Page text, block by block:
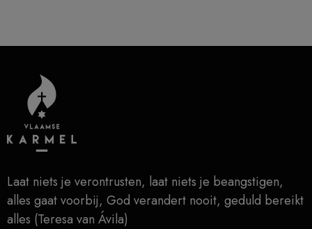
Laat niets je verontrusten, laat niets je beangstigen,
alles gaat voorbij, God verandert nooit, geduld bereikt
alles (Teresa van Ávila)